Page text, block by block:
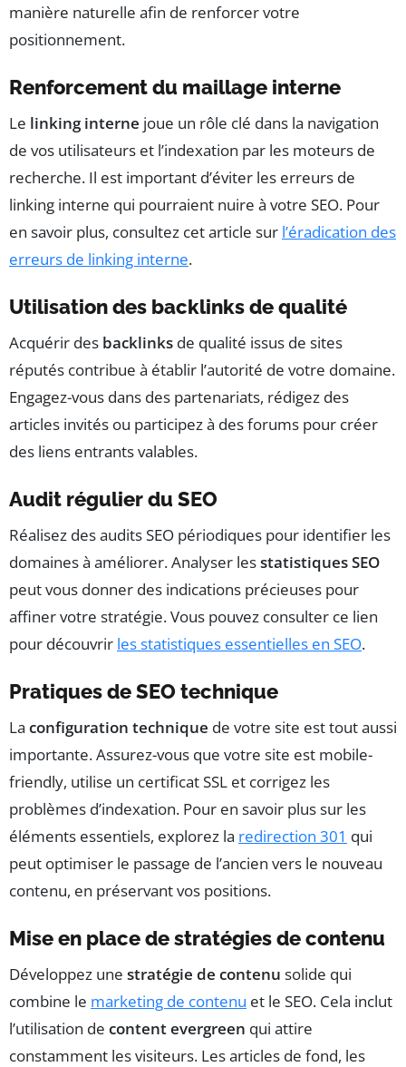
manière naturelle afin de renforcer votre
positionnement.
Renforcement du maillage interne
Le linking interne joue un rôle clé dans la navigation
de vos utilisateurs et l’indexation par les moteurs de
recherche. Il est important d’éviter les erreurs de
linking interne qui pourraient nuire à votre SEO. Pour
en savoir plus, consultez cet article sur l’éradication des
erreurs de linking interne.
Utilisation des backlinks de qualité
Acquérir des backlinks de qualité issus de sites
réputés contribue à établir l’autorité de votre domaine.
Engagez-vous dans des partenariats, rédigez des
articles invités ou participez à des forums pour créer
des liens entrants valables.
Audit régulier du SEO
Réalisez des audits SEO périodiques pour identifier les
domaines à améliorer. Analyser lesstatistiques SEO
peut vous donner des indications précieuses pour
affiner votre stratégie. Vous pouvez consulter ce lien
pour découvrir les statistiques essentielles en SEO.
Pratiques de SEO technique
La configuration technique de votre site est tout aussi
importante. Assurez-vous que votre site est mobile-
friendly, utilise un certificat SSL et corrigez les
problèmes d’indexation. Pour en savoir plus sur les
éléments essentiels, explorez la redirection 301 qui
peut optimiser le passage de l’ancien vers le nouveau
contenu, en préservant vos positions.
Mise en place de stratégies de contenu
Développez une stratégie de contenu solide qui
combine le marketing de contenu et le SEO. Cela inclut
l’utilisation de content evergreen qui attire
constamment les visiteurs. Les articles de fond, les